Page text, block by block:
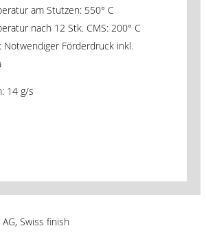
am Stutzen: 550° C
nach 12 Stk. CMS: 200° C
Notwendiger Förderdruck inkl.
14 g/s
Swiss finish